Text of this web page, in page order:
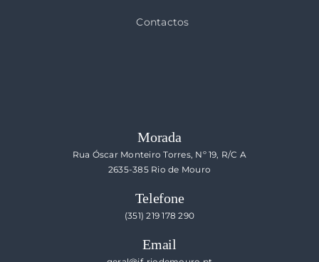
Contactos
Morada
Rua Óscar Monteiro Torres, Nº 19, R/C A
2635-385 Rio de Mouro
Telefone
(351) 219 178 290
Email